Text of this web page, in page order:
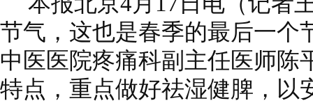
节气，这也是春季的最后一个
中医医院疼痛科副主任医师陈
特点，重点做好祛湿健脾，以